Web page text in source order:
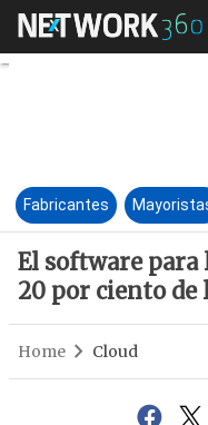
Fabricantes
El software
20 por ciento de
Home Cloud